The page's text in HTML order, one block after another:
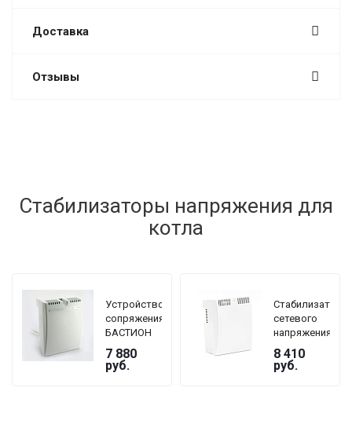
Доставка
Отзывы
Стабилизаторы напряжения для
котла
Устройство
сопряжения
БАСТИОН
TEPLOCOM
GF
7 880
руб.
Стабилизатор
сетевого
напряжения
TEPLOCOM
БАСТИОН
ST-1515
8 410
руб.